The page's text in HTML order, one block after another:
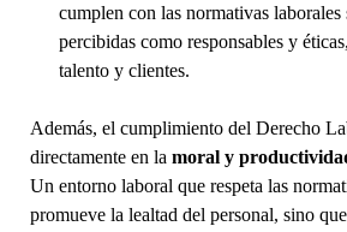
cumplen con las normativas laborales
percibidas como responsables y
talento y clientes.
Además, el cumplimiento del Derecho
directamente en la moral y
Un entorno laboral que respeta las
promueve la lealtad del personal, sino